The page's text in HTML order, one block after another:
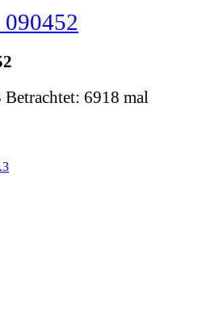
Betrachtet: 6918 mal